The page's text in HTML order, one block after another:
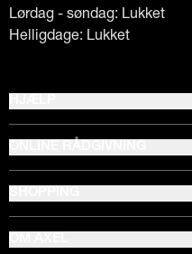
Lørdag - søndag: Lukket
Helligdage: Lukket